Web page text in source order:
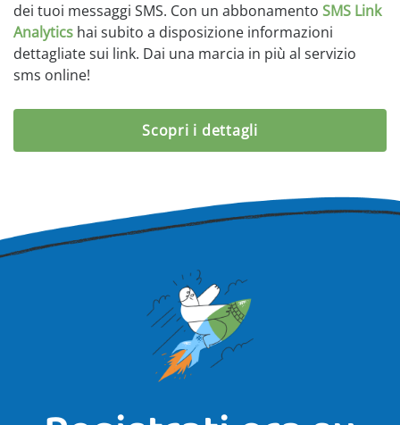
dei tuoi messaggi SMS. Con un abbonamento SMS Link
Analytics hai subito a disposizione informazioni
dettagliate sui link. Dai una marcia in più al servizio
sms online!
Scopri i dettagli